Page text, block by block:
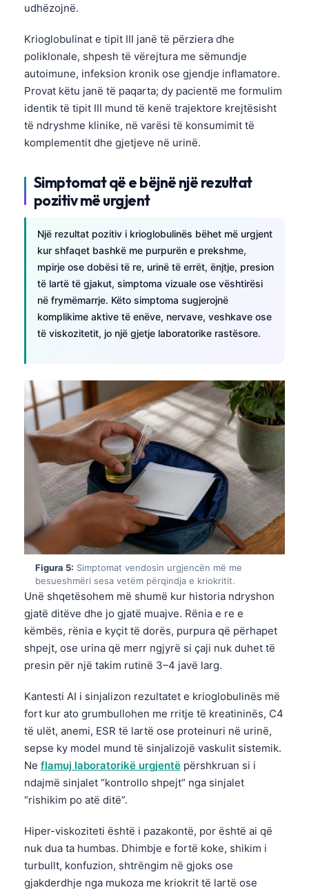
udhëzojnë.
Krioglobulinat e tipit III janë të përziera dhe
poliklonale, shpesh të vërejtura me sëmundje
autoimune, infeksion kronik ose gjendje inflamatore.
Provat këtu janë të paqarta; dy pacientë me formulim
identik të tipit III mund të kenë trajektore krejtësisht
të ndryshme klinike, në varësi të konsumimit të
komplementit dhe gjetjeve në urinë.
Simptomat që e bëjnë një rezultat
pozitiv më urgjent
Një rezultat pozitiv i krioglobulinës bëhet më urgjent
kur shfaqet bashkë me purpurën e prekshme,
mpirje ose dobësi të re, urinë të errët, ënjtje, presion
të lartë të gjakut, simptoma vizuale ose vështirësi
në frymëmarrje. Këto simptoma sugjerojnë
komplikime aktive të enëve, nervave, veshkave ose
të viskozitetit, jo një gjetje laboratorike rastësore.
Figura 5: Simptomat vendosin urgjencën më me
besueshmëri sesa vetëm përqindja e kriokritit.
Unë shqetësohem më shumë kur historia ndryshon
gjatë ditëve dhe jo gjatë muajve. Rënia e re e
këmbës, rënia e kyçit të dorës, purpura që përhapet
shpejt, ose urina që merr ngjyrë si çaji nuk duhet të
presin për një takim rutinë 3–4 javë larg.
Kantesti AI i sinjalizon rezultatet e krioglobulinës më
fort kur ato grumbullohen me rritje të kreatininës, C4
të ulët, anemi, ESR të lartë ose proteinuri në urinë,
sepse ky model mund të sinjalizojë vaskulit sistemik.
Ne flamuj laboratorikë urgjentë përshkruan si i
ndajmë sinjalet “kontrollo shpejt” nga sinjalet
“rishikim po atë ditë”.
Hiper-viskoziteti është i pazakontë, por është ai që
nuk dua ta humbas. Dhimbje e fortë koke, shikim i
turbullt, konfuzion, shtrëngim në gjoks ose
gjakderdhje nga mukoza me kriokrit të lartë ose